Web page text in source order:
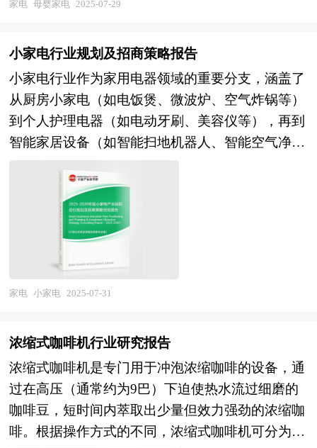
功能的要求不断提高，新风系统行业也在不断提升
来，新风系统行业将呈现出更加多元化与专业化的
发展趋势。技术层面，新风系统将与智能家居系统
深度融合，实现更加智能化的空气管理与控制。例
如，通过手机应用程序远程控制新风系统的运行，
实时监测室内空气质量，并根据用户习惯自动调整
运行模式。在产品功能上，新风系统将更加注重个
性化与定制化，满足不同用户群体的多样化需求。
例如，针对儿童、老人、过敏人群等特殊群体，开
发具有特殊功能的新风系统产品。市场格局方面，
随着行业的不断发展，市场竞争将日益激烈，行业
集中度有望进一步提高。头部企业将凭借技术、品
牌与渠道优势占据更大的市场份额，而中小企业则
保护与可持续发展的重视，新风系统作为一种能够
有效改善室内空气质量、提升人们生活品质的环保
产品，其市场需求将持续增长。同时，随着技术的
不断进步与成本的降低，新风系统将逐渐从高端市
场向中低端市场普及，为更多消费者提供健康、舒
和各级地方政府出台的延长产假、育儿假等多种配
品的消费需求，直接为母婴家电市场的发展提供了
政策基础和广阔的市场空间。同时，消费者对产品
品质和安全的重视程度不断提高，促使母婴家电市
场向高端化、智能化方向发展。科技发展将促使母
婴家电更注重智能化与便捷性，智能奶瓶消毒器、
自动辅食机等产品将更加普及，进一步解放妈妈的
双手，提高育儿的便利性。此外，母婴家电将更多
地融入智能家居生态系统，有望实现设备之间的互
联互通，或将通过手机应用远程控制家电设备，如
智能空调、智能洗衣机等，方便用户随时随地管理
家电。同时，母婴家电将更加注重除菌、除螨等功
婴家电可能会集成营养监测功能，为母婴提供健康
饮食建议。 本研究咨询报告由中研普华咨询公司
领衔撰写，在大量周密的市场调研基础上，主要依
据了国家统计局、国家商务部、国家发改委、国家
经济信息中心、国务院发展研究中心、全国商业信
家电 母婴家电 2025-07-29
小家电行业规划及招商策略报告
小家电行业作为家用电器领域的重要分支，涵盖了
从厨房小家电（如电饭煲、微波炉、空气炸锅等）
到个人护理电器（如电动牙刷、美容仪等），再到
智能家居设备（如智能扫地机器人、智能空气净化
进步以及智能化趋势的加速，中国小家电行业呈现
出快速发展的态势。 “产业园区”是执行城市产业职
能的重要空间形态，园区在改善区域投资环境、引
进外资、促进产业结构调整和发展经济等方面发挥
积极的辐射、示范和带动作用，成为城市经济腾飞
的助推器。产业园区是区域经济发展、产业调整和
培育新兴产业、推动城市化建设等一系列的重要使
开发区、科技园、工业区、产业基地、特色产业园
等以及近来各地陆续提出的产业新城、科技新城
等。 产业园区作为产业集群的要载体和组成部
分，现在园区经济效应已引起越来越多人关注。国
家电 小家电 2025-07-31
浓缩式咖啡机行业研究报告
浓缩式咖啡机是专门用于冲泡浓缩咖啡的设备，通
过在高压（通常约为9巴）下迫使热水流过细磨的
咖啡豆，短时间内萃取出少量但效力强劲的浓缩咖
啡。根据操作方式的不同，浓缩式咖啡机可分为手